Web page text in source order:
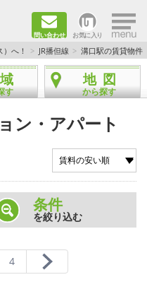
問い合わせ お気に入り ×
す
へ！ JR播但線 溝口駅の賃貸物件
す
地図
から探す
ン・アパート
条件
を絞り込む
4